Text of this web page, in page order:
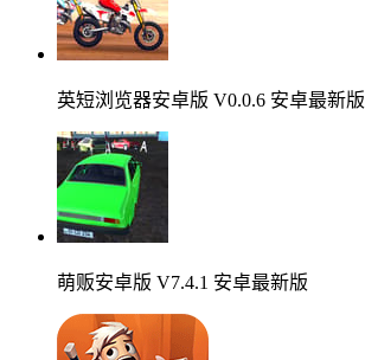
英短浏览器安卓版 V0.0.6 安卓最新版
萌贩安卓版 V7.4.1 安卓最新版